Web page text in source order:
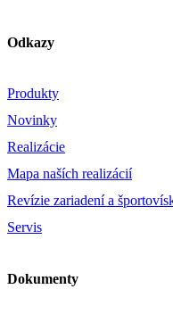
Odkazy
Produkty
Novinky
Realizácie
Mapa naších realizácií
Revízie zariadení a
Servis
Dokumenty